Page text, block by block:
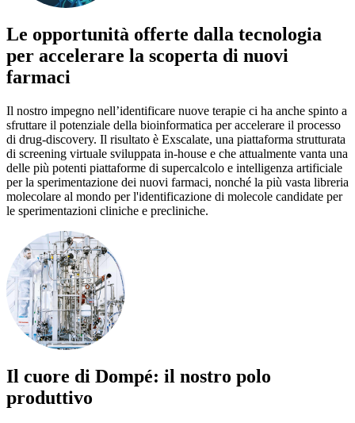
Le opportunità offerte dalla tecnologia
per accelerare la scoperta di nuovi
farmaci
Il nostro impegno nell’identificare nuove terapie ci ha anche spinto a
sfruttare il potenziale della bioinformatica per accelerare il processo
di drug-discovery. Il risultato è Exscalate, una piattaforma strutturata
di screening virtuale sviluppata in-house e che attualmente vanta una
delle più potenti piattaforme di supercalcolo e intelligenza artificiale
per la sperimentazione dei nuovi farmaci, nonché la più vasta libreria
molecolare al mondo per l'identificazione di molecole candidate per
le sperimentazioni cliniche e precliniche.
Il cuore di Dompé: il nostro polo
produttivo